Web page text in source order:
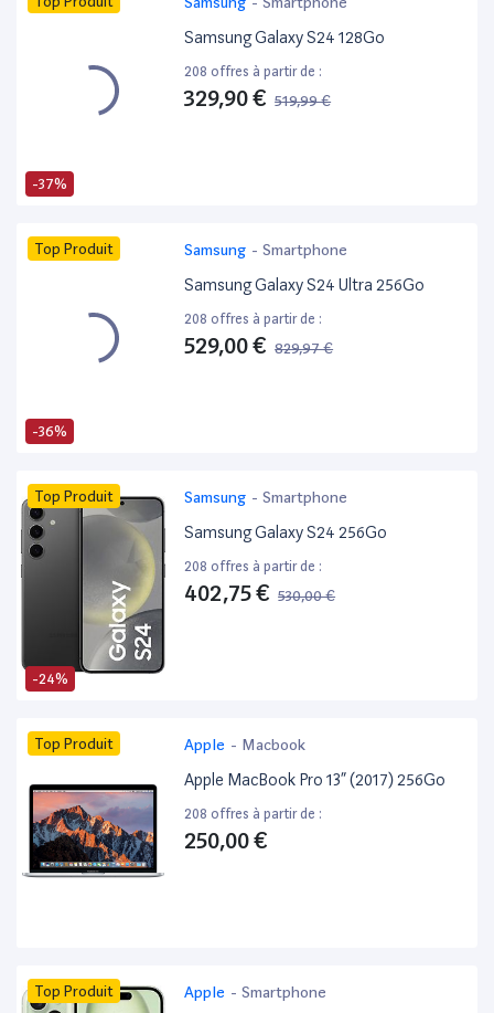
-37%
Samsung Galaxy S24 128Go
208 offres à partir de :
329,90 € 519,99 €
-36%
Top Produit Samsung - Smartphone
Samsung Galaxy S24 Ultra 256Go
208 offres à partir de :
529,00 € 829,97 €
-24%
Top Produit Samsung - Smartphone
Samsung Galaxy S24 256Go
208 offres à partir de :
402,75 € 530,00 €
Top Produit Apple - Macbook
Apple MacBook Pro 13” (2017) 256Go
208 offres à partir de :
250,00 €
Top Produit Apple - Smartphone